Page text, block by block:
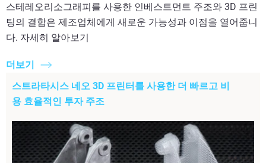
스테레오리소그래피를 사용한 인베스트먼트 주조와 3D 프린
팅의 결합은 제조업체에게 새로운 가능성과 이점을 열어줍니
다. 자세히 알아보기
더보기
스트라타시스 네오 3D 프린터를 사용한 더 빠르고 비
용 효율적인 투자 주조